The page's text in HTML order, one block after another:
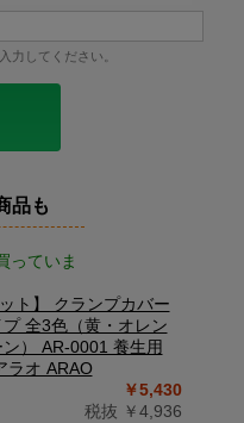
力してください。
品も
っていま
ト】 クランプカバー
プ 全3色（黄・オレン
） AR-0001 養生用
ラオ ARAO
￥5,430
税抜 ￥4,936